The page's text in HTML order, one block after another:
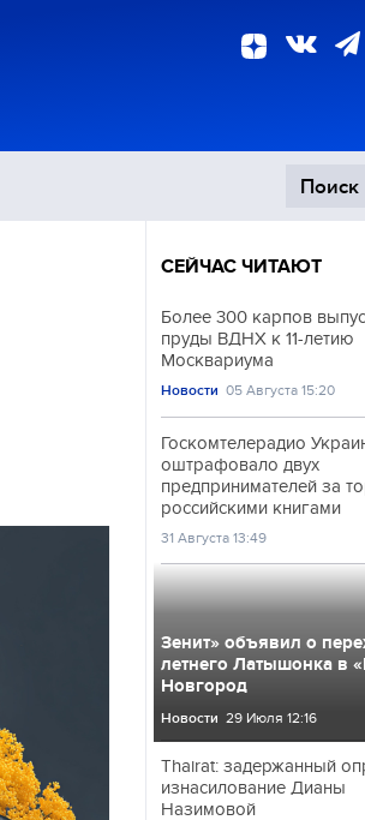
СЕЙЧАС ЧИТАЮТ
Более 300 карпов
пруды ВДНХ к 11-летию
Москвариума
Новости 05 Августа 15:20
Госкомтелерадио
оштрафовало двух
предпринимателей за
российскими книгами
31 Августа 13:49
Зенит» объявил о
летнего Латышонка в
Новгород
Новости 29 Июля 12:16
Thairat: задержанный
изнасилование Дианы
Назимовой